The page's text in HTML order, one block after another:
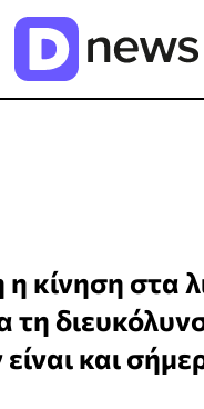
κίνηση στα
τη
και